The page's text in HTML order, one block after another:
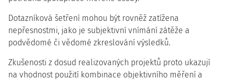
Dotazníková šetření mohou být rovněž zatížena
nepřesnostmi, jako je subjektivní vnímání zátěže a
podvědomé či vědomé zkreslování výsledků.
Zkušenosti z dosud realizovaných projektů proto ukazují
na vhodnost použití kombinace objektivního měření a